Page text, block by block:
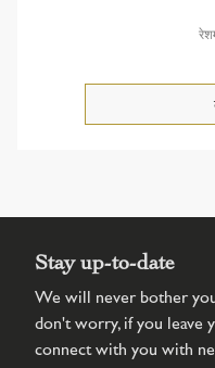
Stay up-to-date
We will never bother
don't worry, if you leave
connect with you with